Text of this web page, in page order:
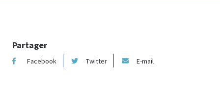
Partager
Facebook Twitter E-mail